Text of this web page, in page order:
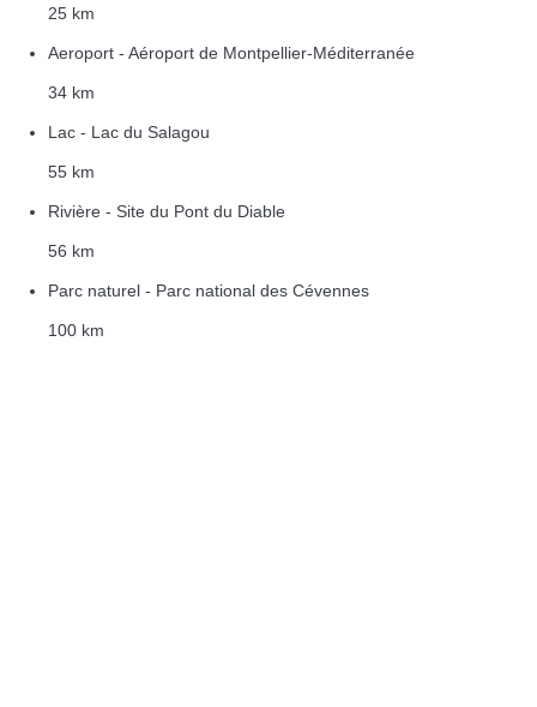
25 km
Aeroport - Aéroport de Montpellier-Méditerranée
34 km
Lac - Lac du Salagou
55 km
Rivière - Site du Pont du Diable
56 km
Parc naturel - Parc national des Cévennes
100 km